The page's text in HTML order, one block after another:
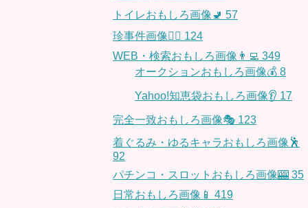
トイレおもしろ画像🚽 57
珍事件画像👮‍♂️ 124
WEB・検索おもしろ画像👨‍💻 349
オークションおもしろ画像💰 8
Yahoo!知恵袋おもしろ画像👂 17
完全一致おもしろ画像🎭 123
着ぐるみ・ゆるキャラおもしろ画像🕺
92
パチンコ・スロットおもしろ画像🎰 35
日常おもしろ画像📱 419